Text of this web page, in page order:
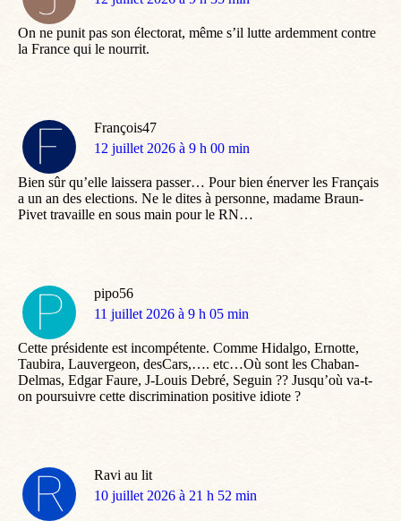
On ne punit pas son électorat, même s’il lutte ardemment contre
la France qui le nourrit.
François47
dit
12 juillet 2026 à 9 h 00 min
Bien sûr qu’elle laissera passer… Pour bien énerver les Français
a un an des elections. Ne le dites à personne, madame Braun-
Pivet travaille en sous main pour le RN…
pipo56
dit
11 juillet 2026 à 9 h 05 min
Cette présidente est incompétente. Comme Hidalgo, Ernotte,
Taubira, Lauvergeon, desCars,…. etc…Où sont les Chaban-
Delmas, Edgar Faure, J-Louis Debré, Seguin ?? Jusqu’où va-t-
on poursuivre cette discrimination positive idiote ?
Ravi au lit
dit
10 juillet 2026 à 21 h 52 min